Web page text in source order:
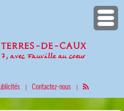
Terres-de-Caux
7, avec Fauville au coeur
| Contactez-nous |